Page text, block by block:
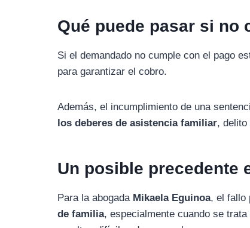
Qué puede pasar si no
Sieldemandado nocumpleconel pago
paragarantizarelcobro.
Además,el incumplimientode una
losdeberesdeasistenciafamiliar,delito
Un posible precedente
Para laabogada Mikaela Eguinoa,elfallo
defamilia,especialmentecuandosetrata